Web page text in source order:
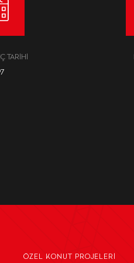
TARIHI
ÖZEL KONUT PROJELERI